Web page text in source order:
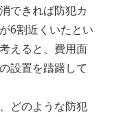
できれば防犯カ
6割近くいたとい
えると、費用面
設置を躊躇して
どのような防犯